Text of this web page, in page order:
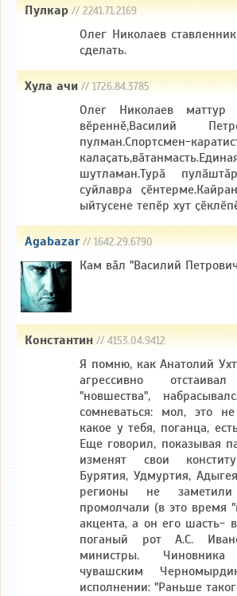
Пулкар// 2241.71.2169
Олег Николаев
сделать.
Хула ачи// 1726.84.3785
Олег Николаев
вӗреннӗ,Василий
пулман.Спортсмен-
шутламан.Турӑ
суйлавра
ыйтусене тепӗр хут
Agabazar// 1642.29.6790
Кам вăл "Василий
Константин// 4153.04.9412
Я помню, как Анатолий
агрессивно
"новшества",
сомневаться: мол, это
какое у тебя, поганца,
Еще говорил, показывая
изменят свои
Бурятия, Удмуртия,
регионы не заметили
промолчали (в это время
акцента, а он его шасть-
поганый рот А.С.
министры.
чувашским
исполнении: "Раньше